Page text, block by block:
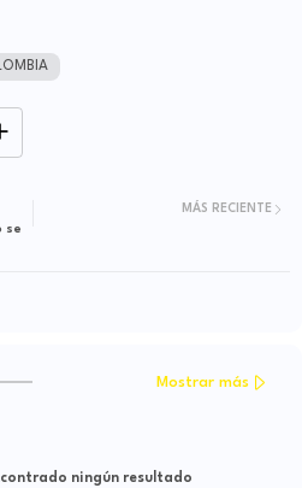
MÁS RECIENTE
se
Mostrar más
ningún resultado